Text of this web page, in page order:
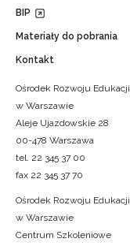
BIP
Materiały do pobrania
Kontakt
Ośrodek Rozwoju Edukacji
w Warszawie
Aleje Ujazdowskie 28
00-478 Warszawa
tel. 22 345 37 00
fax 22 345 37 70
Ośrodek Rozwoju Edukacji
w Warszawie
Centrum Szkoleniowe